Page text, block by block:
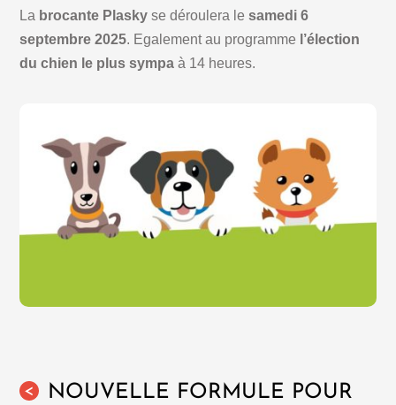
La brocante Plasky se déroulera lesamedi 6
septembre 2025. Egalement au programme l’élection
du chien le plus sympa à 14 heures.
<
NOUVELLE FORMULE POUR